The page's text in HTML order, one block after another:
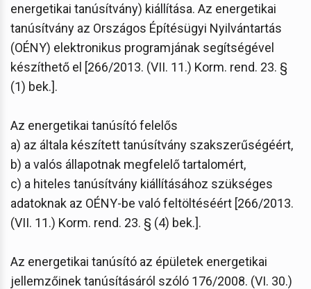
energetikai tanúsítvány) kiállítása. Az energetikai
tanúsítvány az Országos Építésügyi Nyilvántartás
(OÉNY) elektronikus programjának segítségével
készíthető el [266/2013. (VII. 11.) Korm. rend. 23. §
(1) bek.].
Az energetikai tanúsító felelős
a) az általa készített tanúsítvány szakszerűségéért,
b) a valós állapotnak megfelelő tartalomért,
c) a hiteles tanúsítvány kiállításához szükséges
adatoknak az OÉNY-be való feltöltéséért [266/2013.
(VII. 11.) Korm. rend. 23. § (4) bek.].
Az energetikai tanúsító az épületek energetikai
jellemzőinek tanúsításáról szóló 176/2008. (VI. 30.)